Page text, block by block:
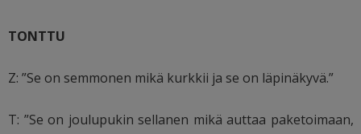
TONTTU
Z: ”Se on semmonen mikä kurkkii ja se on läpinäkyvä.”
T: ”Se on joulupukin sellanen mikä auttaa paketoimaan,